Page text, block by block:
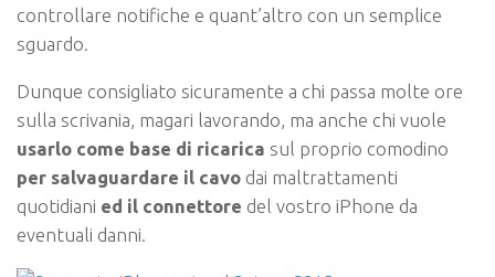
controllare notifiche e quant’altro con un semplice
sguardo.
Dunque consigliato sicuramente a chi passa molte ore
sulla scrivania, magari lavorando, ma anche chi vuole
usarlo come base di ricarica sul proprio comodino
per salvaguardare il cavo dai maltrattamenti
quotidiani ed il connettore del vostro iPhone da
eventuali danni.